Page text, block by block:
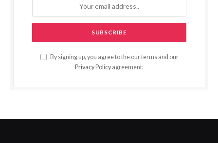
By signing up, you agree to the our terms and our
Privacy Policy agreement.